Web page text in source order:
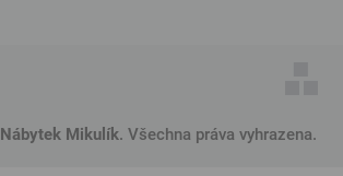
Nábytek Mikulík. Všechna práva vyhrazena.